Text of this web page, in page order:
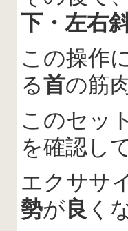
下・左右
この操作
る首の筋
このセッ
を確認し
エクササ
勢が 良 く